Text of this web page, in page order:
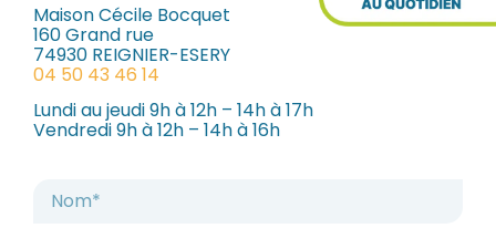
Maison Cécile Bocquet
160 Grand rue
74930 REIGNIER-ESERY
04 50 43 46 14
Lundi au jeudi 9h à 12h – 14h à 17h
Vendredi 9h à 12h – 14h à 16h